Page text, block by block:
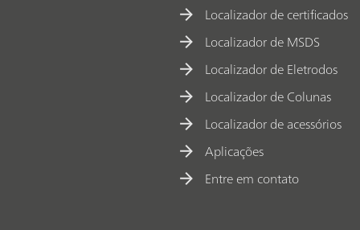
Localizador de certificados
Localizador de MSDS
Localizador de Eletrodos
Localizador de Colunas
Localizador de acessórios
Aplicações
Entre em contato